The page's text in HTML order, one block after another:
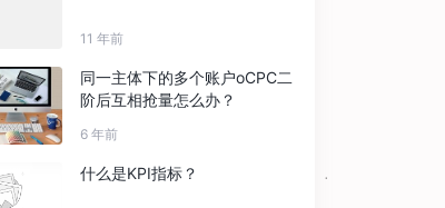
11 年前
同一主体下的多个账户oCPC二
阶后互相抢量怎么办？
6 年前
什么是KPI指标？